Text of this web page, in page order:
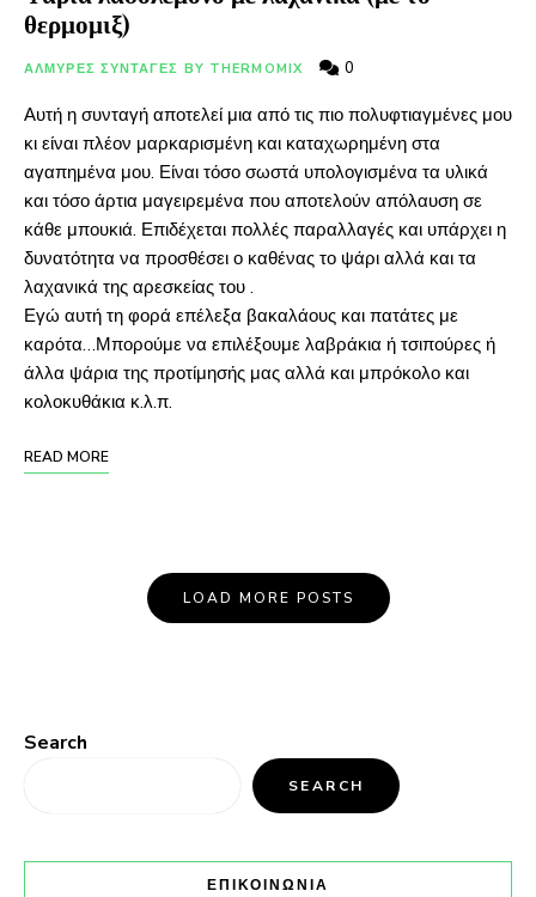
θερμομιξ)
ΑΛΜΥΡΕΣ ΣΥΝΤΑΓΕΣ BY THERMOMIX 0
Αυτή η συνταγή αποτελεί μια από τις πιο πολυφτιαγμένες μου
κι είναι πλέον μαρκαρισμένη και καταχωρημένη στα
αγαπημένα μου. Είναι τόσο σωστά υπολογισμένα τα υλικά
και τόσο άρτια μαγειρεμένα που αποτελούν απόλαυση σε
κάθε μπουκιά. Επιδέχεται πολλές παραλλαγές και υπάρχει η
δυνατότητα να προσθέσει ο καθένας το ψάρι αλλά και τα
λαχανικά της αρεσκείας του .
Εγώ αυτή τη φορά επέλεξα βακαλάους και πατάτες με
καρότα…Μπορούμε να επιλέξουμε λαβράκια ή τσιπούρες ή
άλλα ψάρια της προτίμησής μας αλλά και μπρόκολο και
κολοκυθάκια κ.λ.π.
READ MORE
LOAD MORE POSTS
Search
SEARCH
ΕΠΙΚΟΙΝΩΝΙΑ